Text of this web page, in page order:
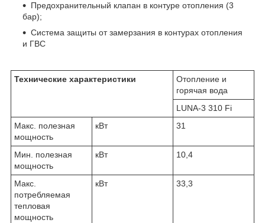
Предохранительный клапан в контуре отопления (3
бар);
Система защиты от замерзания в контурах отопления
и ГВС
Технические характеристики
Отопление и
горячая вода
LUNA-3 310 Fi
Макс. полезная
мощность
кВт 31
Мин. полезная
мощность
кВт 10,4
Макс.
потребляемая
тепловая
мощность
кВт 33,3